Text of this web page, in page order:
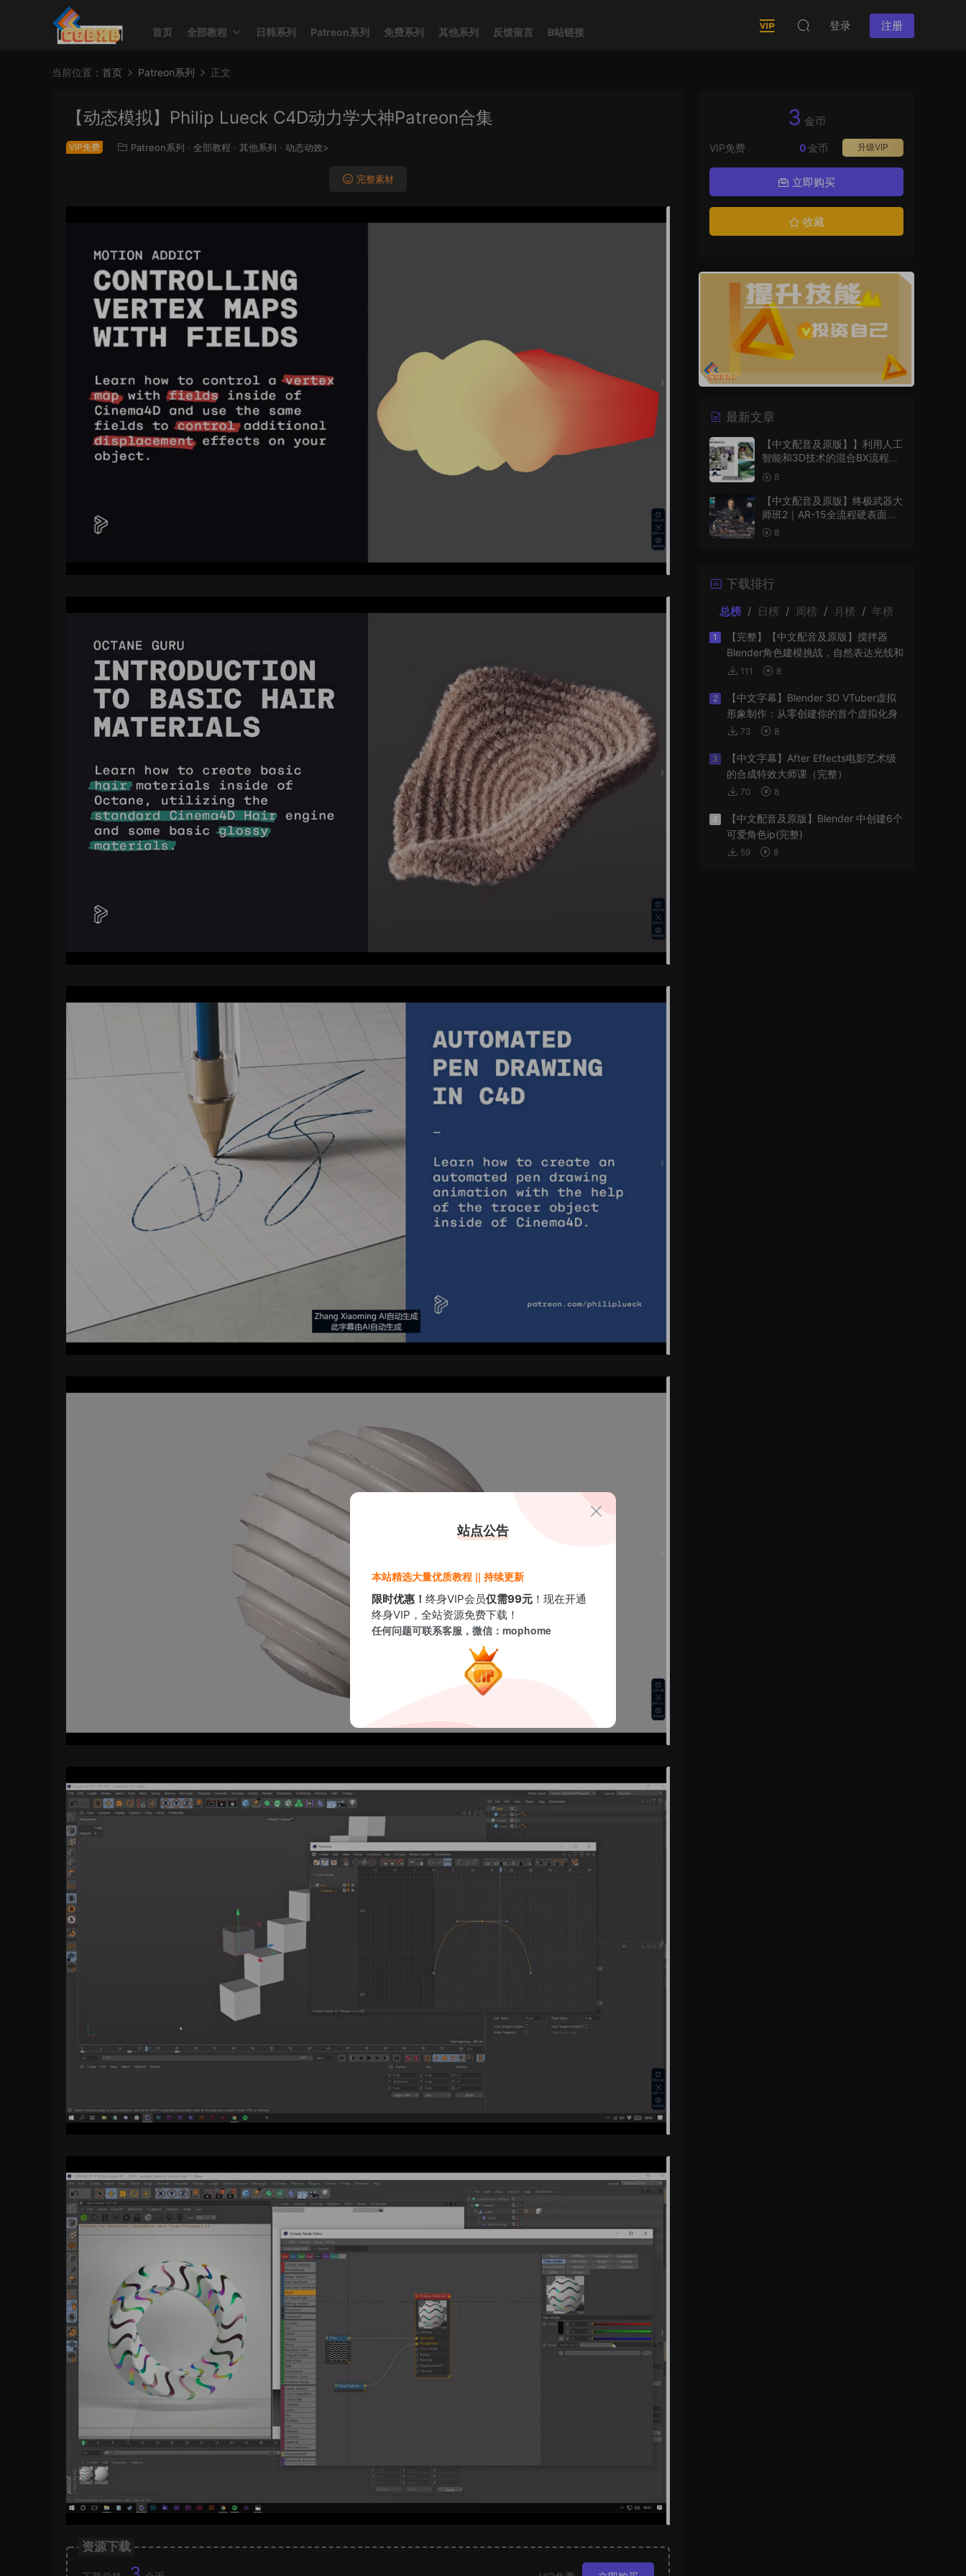
首页 全部教程 日韩系列 Patreon系列 免费系列 其他系列 反馈留言 B站链接 登录 注册
当前位置： 首页 Patreon系列 正文
【动态模拟】Philip Lueck C4D动力学大神Patreon合集
VIP免费 Patreon系列 · 全部教程 · 其他系列 · 动态动效>
完整素材
资源下载
3 金币
VIP免费 升级VIP
0 金币
立即购买
收藏
最新文章
【中文配音及原版】】利用人工
智能和3D技术的混合BX流程和
品牌艺术设计
8
【中文配音及原版】终极武器大
师班2｜AR-15全流程硬表面王
者课（中文语音版+中文字幕版
8
下载排行
总榜 / 日榜 / 周榜 / 月榜 / 年榜
1
【完整】【中文配音及原版】搅拌器
Blender角色建模挑战，自然表达光线和
阴影111 8
2
【中文字幕】Blender 3D VTuber虚拟
形象制作：从零创建你的首个虚拟化身
73 8
3
【中文字幕】After Effects电影艺术级
的合成特效大师课（完整）
70 8
4
【中文配音及原版】Blender 中创建6个
可爱角色ip(完整)
59 8
站点公告
本站精选大量优质教程 || 持续更新
限时优惠！ 终身VIP会员仅需99元 ！现在开通
终身VIP，全站资源免费下载！
任何问题可联系客服，微信：mophome